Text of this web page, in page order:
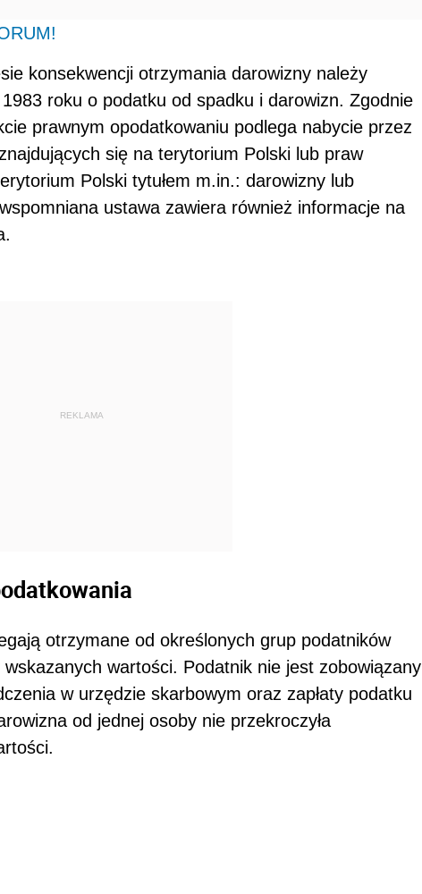
konsekwencji otrzymania darowizny należy
roku o podatku od spadku i darowizn. Zgodnie
prawnym opodatkowaniu podlega nabycie przez
się na terytorium Polski lub praw
Polski tytułem m.in.: darowizny lub
ustawa zawiera również informacje na
REKLAMA
otrzymane od określonych grup podatników
wartości. Podatnik nie jest zobowiązany
w urzędzie skarbowym oraz zapłaty podatku
od jednej osoby nie przekroczyła